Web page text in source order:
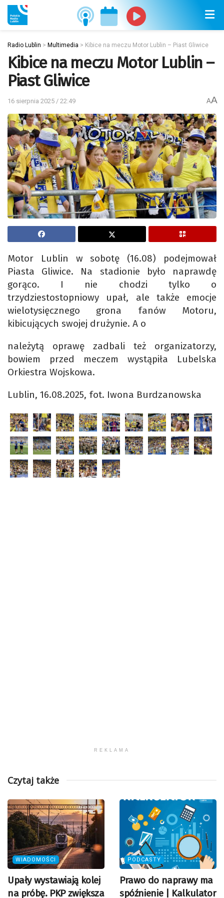
Radio Lublin > Multimedia > Kibice na meczu Motor Lublin – Piast Gliwice
Kibice na meczu Motor Lublin –
Piast Gliwice
16 sierpnia 2025 / 22:49 AA
Motor Lublin w sobotę (16.08) podejmował
Piasta Gliwice. Na stadionie było naprawdę
gorąco. I nie chodzi tylko o
trzydziestostopniowy upał, ale także emocje
wielotysięcznego grona fanów Motoru,
kibicujących swojej drużynie. A o
należytą oprawę zadbali też organizatorzy,
bowiem przed meczem wystąpiła Lubelska
Orkiestra Wojskowa.
Lublin, 16.08.2025, fot. Iwona Burdzanowska
REKLAMA
Czytaj także
WIADOMOŚCI
Upały wystawiają kolej
na próbę. PKP zwiększa
PODCASTY
Prawo do naprawy ma
spóźnienie | Kalkulator